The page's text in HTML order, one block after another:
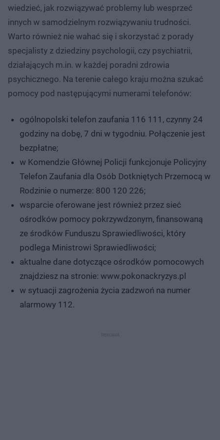
wiedzieć, jak rozwiązywać problemy lub wesprzeć
innych w samodzielnym rozwiązywaniu trudności.
Warto również nie wahać się i skorzystać z porady
specjalisty z dziedziny psychologii, czy psychiatrii,
działających m.in. w każdej poradni zdrowia
psychicznego. Na terenie całego kraju można szukać
pomocy pod następującymi numerami telefonów:
ogólnopolski telefon zaufania 116 111, czynny 24
godziny na dobę, 7 dni w tygodniu. Połączenie jest
bezpłatne;
w Komendzie Głównej Policji funkcjonuje Policyjny
Telefon Zaufania dla Osób Dotkniętych Przemocą w
Rodzinie o numerze: 800 120 226;
wsparcie oferowane jest również przez sieć
ośrodków pomocy pokrzywdzonym, finansowaną
ze środków Funduszu Sprawiedliwości, który
podlega Ministrowi Sprawiedliwości;
aktualne dane dotyczące ośrodków pomocowych
znajdziesz na stronie: www.pokonackryzys.pl
w sytuacji zagrożenia życia zadzwoń na numer
alarmowy 112.